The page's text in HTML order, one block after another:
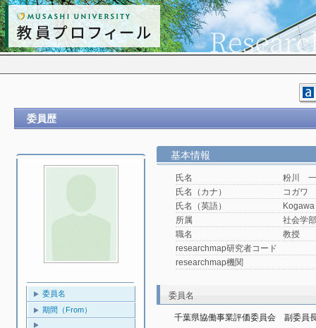
委員歴
委員名
期間（From）
基本情報
氏名
粉川
氏名（カナ）
コガワ
氏名（英語）
所属
社会学
職名
教授
researchmap研究者コード
researchmap機関
委員名
千葉県協働事業評価委員会　副委員